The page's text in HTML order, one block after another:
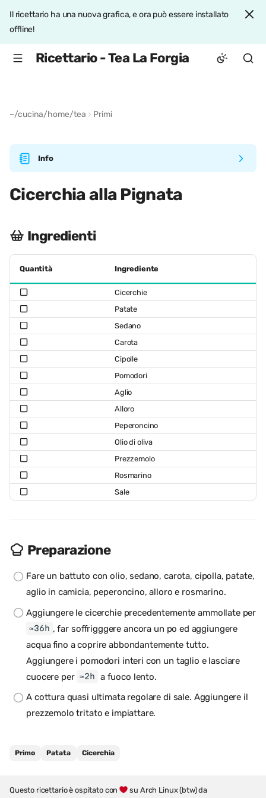
Il ricettario ha una nuova grafica, e ora può essere installato
offline!
Ricettario - Tea La Forgia
~/cucina/home/tea Primi
Info
Cicerchia alla Pignata
Ingredienti
Quantità Ingrediente
Cicerchie
Patate
Sedano
Carota
Cipolle
Pomodori
Aglio
Alloro
Peperoncino
Olio di oliva
Prezzemolo
Rosmarino
Sale
Preparazione
Fare un battuto con olio, sedano, carota, cipolla, patate,
aglio in camicia, peperoncino, alloro e rosmarino.
Aggiungere le cicerchie precedentemente ammollate per
≈36h , far soffrigggere ancora un po ed aggiungere
acqua fino a coprire abbondantemente tutto.
Aggiungere i pomodori interi con un taglio e lasciare
cuocere per ≈2h
a fuoco lento.
A cottura quasi ultimata regolare di sale. Aggiungere il
prezzemolo tritato e impiattare.
Primo Patata Cicerchia
Questo ricettario è ospitato con su Arch Linux (btw) da